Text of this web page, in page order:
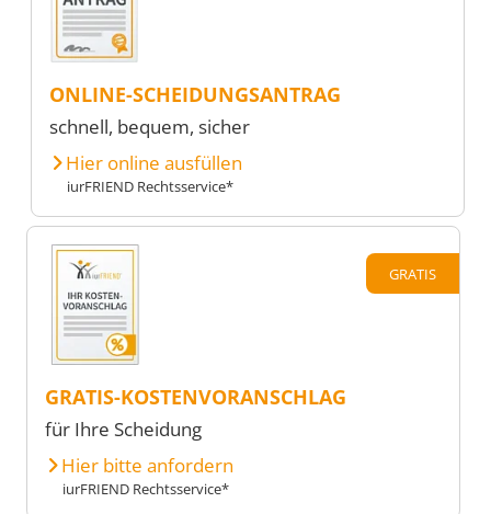
ONLINE-SCHEIDUNGSANTRAG
schnell, bequem, sicher
Hier online ausfüllen
iurFRIEND Rechtsservice*
GRATIS
GRATIS-KOSTENVORANSCHLAG
für Ihre Scheidung
Hier bitte anfordern
iurFRIEND Rechtsservice*